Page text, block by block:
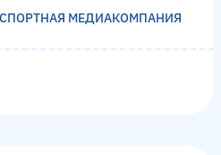
МЕДИАКОМПАНИЯ